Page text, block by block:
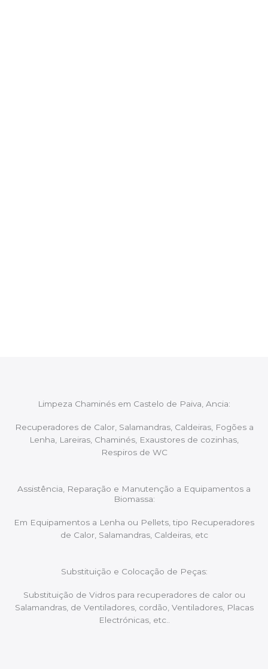
Limpeza Chaminés em Castelo de Paiva, Ancia:
Recuperadores de Calor, Salamandras, Caldeiras, Fogões a
Lenha, Lareiras, Chaminés, Exaustores de cozinhas,
Respiros de WC
Assistência, Reparação e Manutenção a Equipamentos a
Biomassa:
Em Equipamentos a Lenha ou Pellets, tipo Recuperadores
de Calor, Salamandras, Caldeiras, etc
Substituição e Colocação de Peças:
Substituição de Vidros para recuperadores de calor ou
Salamandras, de Ventiladores, cordão, Ventiladores, Placas
Electrónicas, etc..